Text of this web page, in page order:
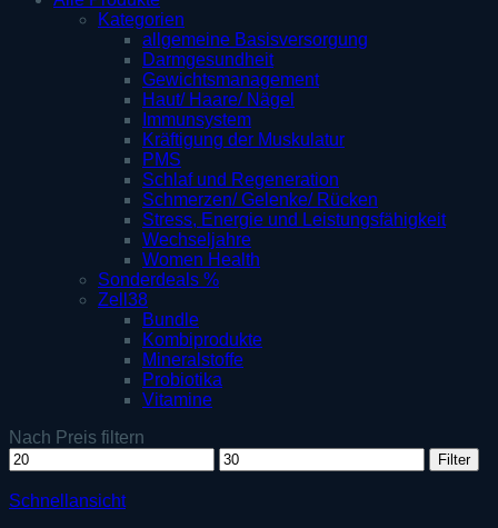
Kategorien
allgemeine Basisversorgung
Darmgesundheit
Gewichtsmanagement
Haut/ Haare/ Nägel
Immunsystem
Kräftigung der Muskulatur
PMS
Schlaf und Regeneration
Schmerzen/ Gelenke/ Rücken
Stress, Energie und Leistungsfähigkeit
Wechseljahre
Women Health
Sonderdeals %
Zell38
Bundle
Kombiprodukte
Mineralstoffe
Probiotika
Vitamine
Nach Preis filtern
Min.
Preis
Max.
Preis
Filter
Schnellansicht